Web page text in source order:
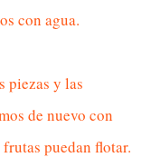
con agua.
piezas y las
de nuevo con
puedan flotar.